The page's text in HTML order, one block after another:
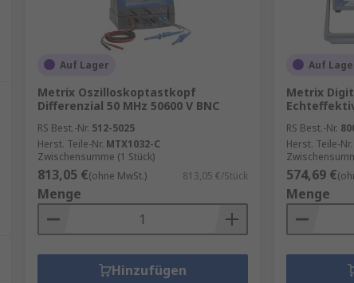
Auf Lager
Metrix Oszilloskoptastkopf
Differenzial 50 MHz 50600 V BNC
RS Best.-Nr. 512-5025
Herst. Teile-Nr. MTX1032-C
Zwischensumme (1 Stück)
813,05 €(ohne MwSt.) 813,05 €/Stück
Menge
Hinzufügen
Auf
Metrix
RS Best.-Nr.
Herst. Teile-Nr.
574,69 €
Menge